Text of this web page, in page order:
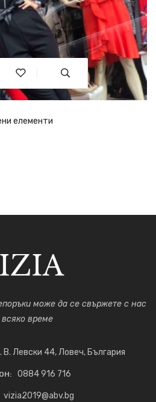
елементи
може да се свържете с нас
всяко време
В. Левски 44, Ловеч, България
0884 916 716
vizia2019@abv.bg